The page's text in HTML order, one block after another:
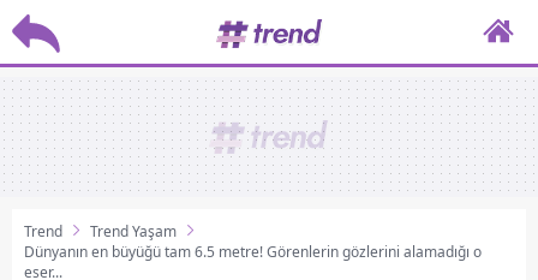
Trend
Trend Yaşam
Dünyanın en büyüğü tam 6.5 metre! Görenlerin gözlerini alamadığı o
eser...